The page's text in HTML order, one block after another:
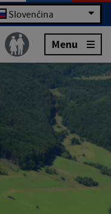
Slovenčina
Menu